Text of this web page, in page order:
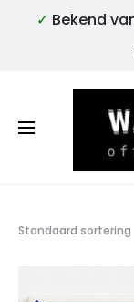
✓ Bekend
Standaard sortering